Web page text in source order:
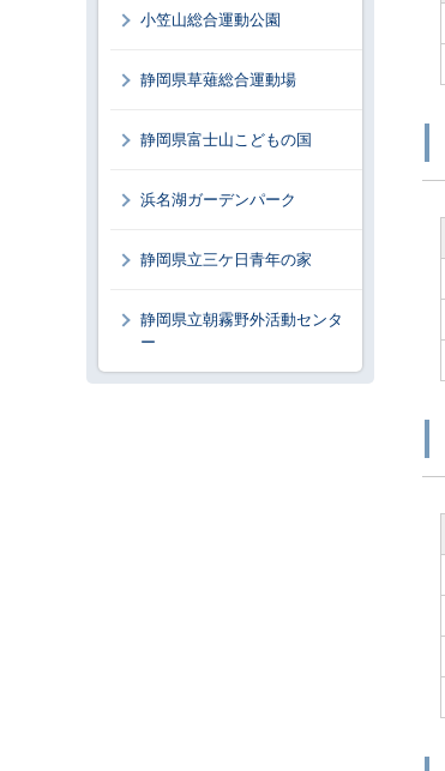
小笠山総合運動公園
静岡県草薙総合運動場
静岡県富士山こどもの国
浜名湖ガーデンパーク
静岡県立三ケ日青年の家
静岡県立朝霧野外活動センタ
ー